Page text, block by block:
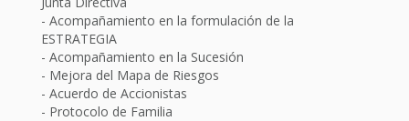
Acompañamiento en la formulación de la
ESTRATEGIA
Acompañamiento en la Sucesión
Mejora del Mapa de Riesgos
Acuerdo de Accionistas
Protocolo de Familia